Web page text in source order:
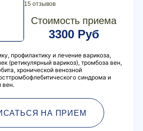
15 отзывов
Стоимость приема
3300 Руб
профилактику и лечение варикоза,
(ретикулярный варикоз), тромбоза вен,
хронической венозной
синдрома и
вен.
НА ПРИЕМ